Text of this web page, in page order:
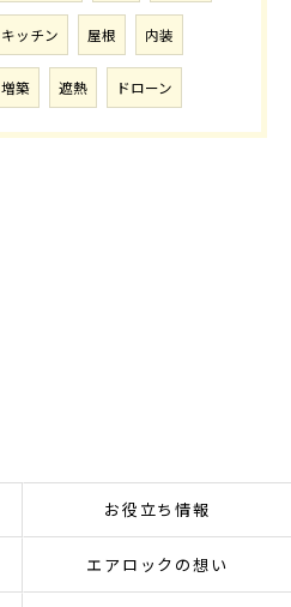
キッチン 屋根 内装
増築 遮熱 ドローン
お役立ち情報
エアロックの想い